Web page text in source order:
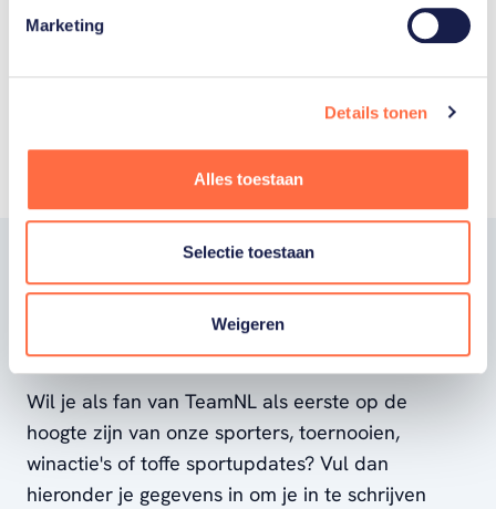
Marketing
Details tonen
Alles toestaan
Selectie toestaan
Weigeren
Word fan van
Wil je als fan van TeamNL als eerste op de
hoogte zijn van onze sporters, toernooien,
winactie's of toffe sportupdates? Vul dan
hieronder je gegevens in om je in te schrijven